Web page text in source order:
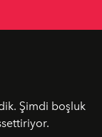
Şimdi boşluk